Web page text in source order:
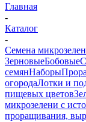
Главная
-
Каталог
-
Семена
ЗерновыеБобовые
семянНаборы
огородаЛотки и
пищевых цветов
микрозелени с
проращивания,